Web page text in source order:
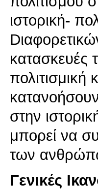
ιστορική-
κατασκευές
πολιτισμική
στην
μπορεί να
Γενικές